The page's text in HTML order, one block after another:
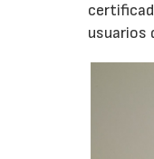
usuarios